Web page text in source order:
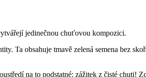
jedinečnou chuťovou kompozici.
Ta obsahuje tmavě zelená semena bez
na to podstatné: zážitek z čisté